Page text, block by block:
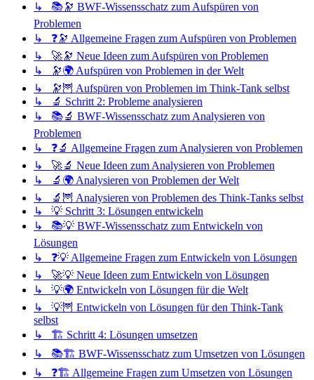
↳ 📚🔭 BWF-Wissensschatz zum Aufspüren von
Problemen
↳ ❓🔭 Allgemeine Fragen zum Aufspüren von Problemen
↳ 🚀🔭 Neue Ideen zum Aufspüren von Problemen
↳ 🔭🌍 Aufspüren von Problemen in der Welt
↳ 🔭🦉 Aufspüren von Problemen im Think-Tank selbst
↳ 🔬 Schritt 2: Probleme analysieren
↳ 📚🔬 BWF-Wissensschatz zum Analysieren von
Problemen
↳ ❓🔬 Allgemeine Fragen zum Analysieren von Problemen
↳ 🚀🔬 Neue Ideen zum Analysieren von Problemen
↳ 🔬🌍 Analysieren von Problemen der Welt
↳ 🔬🦉 Analysieren von Problemen des Think-Tanks selbst
↳ 💡 Schritt 3: Lösungen entwickeln
↳ 📚💡 BWF-Wissensschatz zum Entwickeln von
Lösungen
↳ ❓💡 Allgemeine Fragen zum Entwickeln von Lösungen
↳ 🚀💡 Neue Ideen zum Entwickeln von Lösungen
↳ 💡🌍 Entwickeln von Lösungen für die Welt
↳ 💡🦉 Entwickeln von Lösungen für den Think-Tank
selbst
↳ 🏗️ Schritt 4: Lösungen umsetzen
↳ 📚🏗️ BWF-Wissensschatz zum Umsetzen von Lösungen
↳ ❓🏗️ Allgemeine Fragen zum Umsetzen von Lösungen